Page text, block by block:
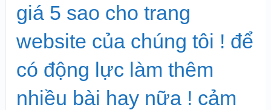
giá 5 sao cho trang
website của chúng tôi ! để
có động lực làm thêm
nhiều bài hay nữa ! cảm